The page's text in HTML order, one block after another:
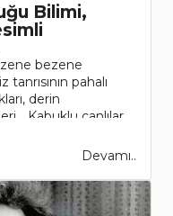
Bilimi,
bezene
pahalı
derin
Kabuklu canlılar
Devamı..